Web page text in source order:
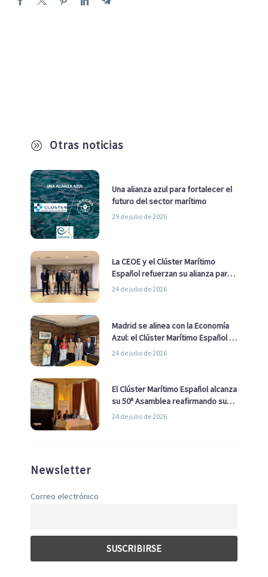
A Otras noticias
Una alianza azul para fortalecer el
futuro del sector marítimo
29 de julio de 2026
La CEOE y el Clúster Marítimo
Español refuerzan su alianza para
impulsar una estrategia Nacional
24 de julio de 2026
Madrid se alinea con la Economía
Azul: el Clúster Marítimo Español y
la Real Liga Naval avanzan alianzas
24 de julio de 2026
El Clúster Marítimo Español alcanza
su 50ª Asamblea reafirmando su
liderazgo en la Economía Azul
24 de julio de 2026
Newsletter
Correo electrónico